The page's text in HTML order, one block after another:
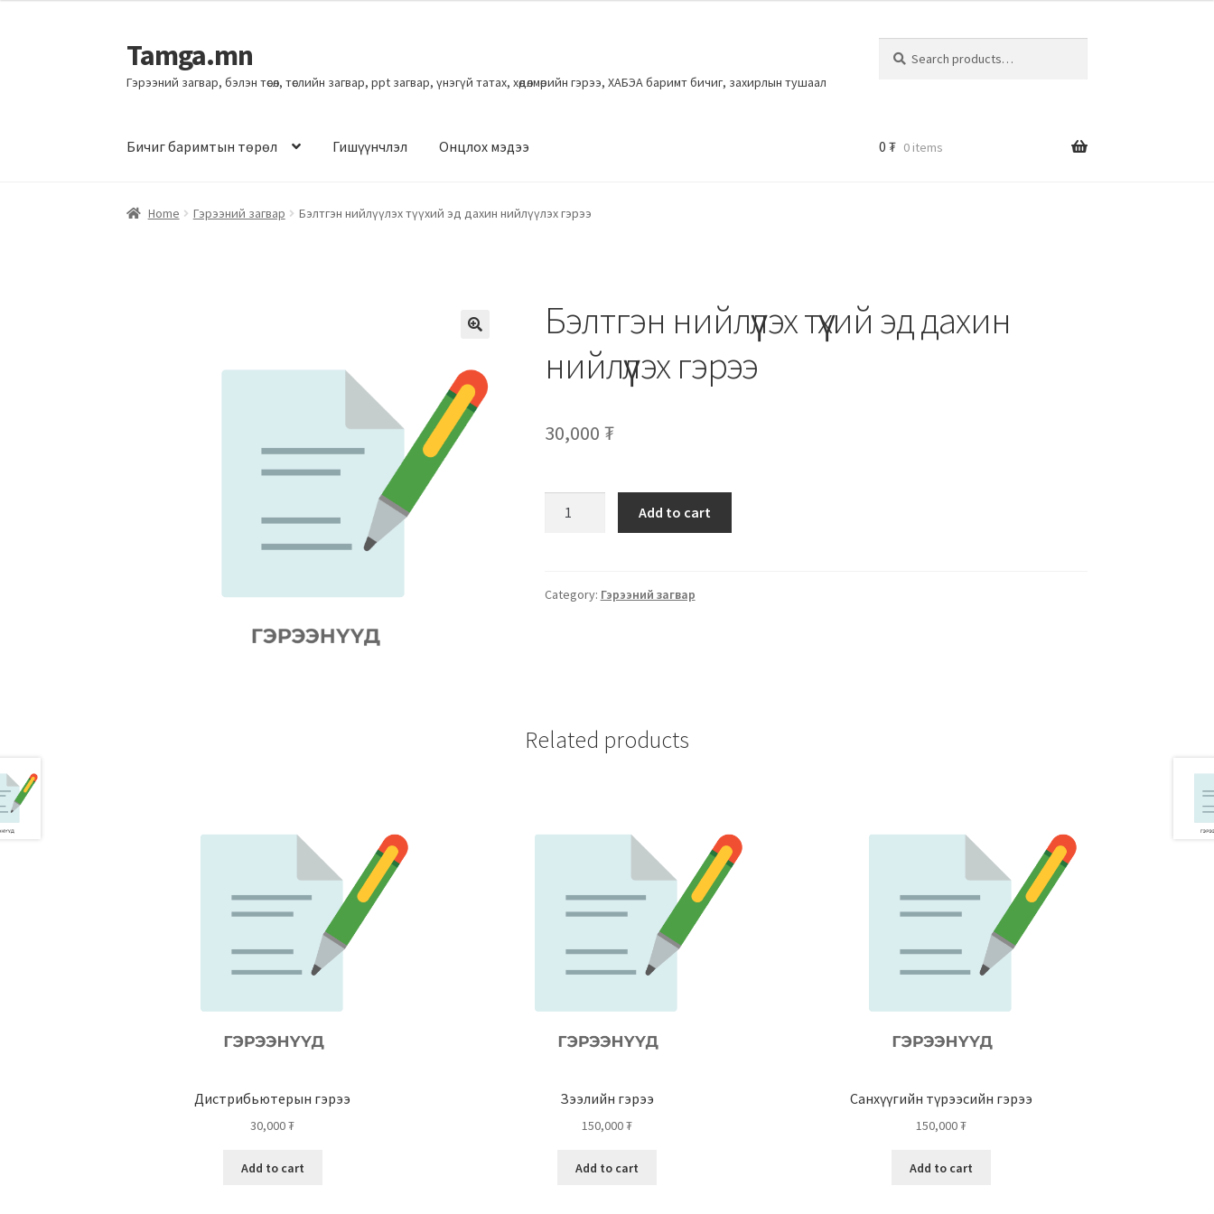
Tamga.mn
Гэрээний загвар, бэлэн төсөл, төслийн загвар, ppt загвар, үнэгүй татах, хөдөлмөрийн гэрээ, ХАБЭА баримт бичиг, захирлын тушаал
Бичиг баримтын төрөл Гишүүнчлэл Онцлох мэдээ 0 ₮ 0 items
Home Гэрээний загвар Бэлтгэн нийлүүлэх түүхий эд дахин нийлүүлэх гэрээ
Бэлтгэн нийлүүлэх түүхий эд дахин
нийлүүлэх гэрээ
30,000 ₮
Add to cart
Category: Гэрээний загвар
Related products
Дистрибьютерын гэрээ
30,000₮
Add to cart
Зээлийн гэрээ
150,000₮
Add to cart
Санхүүгийн түрээсийн гэрээ
150,000₮
Add to cart